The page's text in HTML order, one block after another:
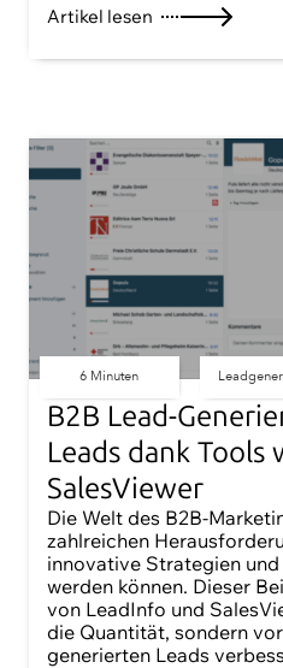
Artikel lesen
6 Minuten
B2B Lead-
Leads dank Tools
SalesViewer
Die Welt des B2B-
zahlreichen
innovative Strategien
werden können. Dieser
von LeadInfo und
die Quantität, sondern
generierten Leads